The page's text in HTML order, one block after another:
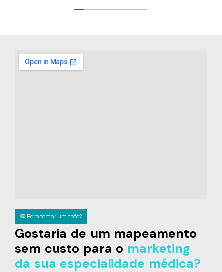
💬 Bora tomar um café?
Gostaria de um mapeamento
sem custo para o marketing
da sua especialidade médica?